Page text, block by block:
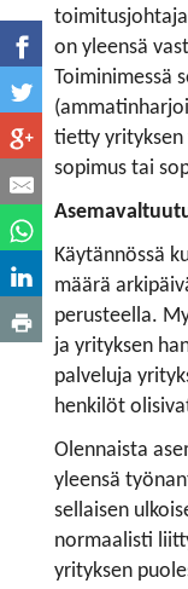
on yleensä
Toiminimessä
tietty
sopimus tai
Käytännössä
määrä
perusteella.
ja yrityksen
palveluja
henkilöt
Olennaista
yleensä
sellaisen
normaalisti
yrityksen